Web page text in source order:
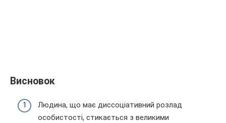
Висновок
Людина, що має диссоціативний розлад
особистості, стикається з великими